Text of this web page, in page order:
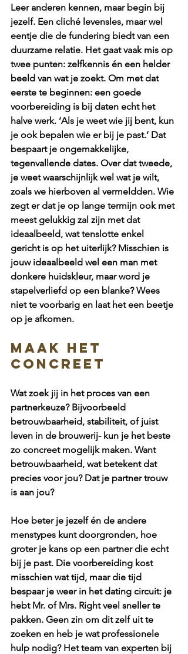
Leer anderen kennen, maar begin bij
jezelf. Een cliché levensles, maar wel
eentje die de fundering biedt van een
duurzame relatie. Het gaat vaak mis op
twee punten: zelfkennis én een helder
beeld van wat je zoekt. Om met dat
eerste te beginnen: een goede
voorbereiding is bij daten echt het
halve werk. ‘Als je weet wie jij bent, kun
je ook bepalen wie er bij je past.’ Dat
bespaart je ongemakkelijke,
tegenvallende dates. Over dat tweede,
je weet waarschijnlijk wel wat je wilt,
zoals we hierboven al vermeldden. Wie
zegt er dat je op lange termijn ook met
meest gelukkig zal zijn met dat
ideaalbeeld, wat tenslotte enkel
gericht is op het uiterlijk? Misschien is
jouw ideaalbeeld wel een man met
donkere huidskleur, maar word je
stapelverliefd op een blanke? Wees
niet te voorbarig en laat het een beetje
op je afkomen.
Maak het
concreet
Wat zoek jij in het proces van een
partnerkeuze? Bijvoorbeeld
betrouwbaarheid, stabiliteit, of juist
leven in de brouwerij- kun je het beste
zo concreet mogelijk maken. Want
betrouwbaarheid, wat betekent dat
precies voor jou? Dat je partner trouw
is aan jou?
Hoe beter je jezelf én de andere
menstypes kunt doorgronden, hoe
groter je kans op een partner die echt
bij je past. Die voorbereiding kost
misschien wat tijd, maar die tijd
bespaar je weer in het dating circuit: je
hebt Mr. of Mrs. Right veel sneller te
pakken. Geen zin om dit zelf uit te
zoeken en heb je wat professionele
hulp nodig? Het team van experten bij